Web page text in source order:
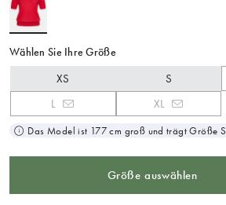
Wählen Sie Ihre Größe
XS S
L
XL
Das Model ist 177 cm groß und trägt Größe S.
Größe auswählen